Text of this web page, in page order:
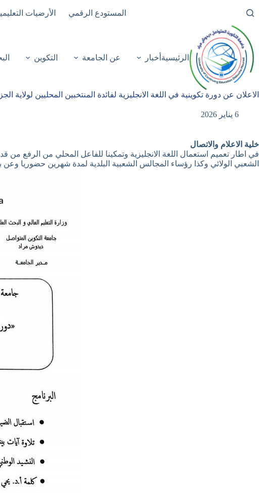
إلى
المحتوى
المستودع الرقمي الأرضيات
الرئيسية أخبار عن الجامعة التكوين
الاعلان عن دورة تكوينية في اللغة الانجليزية لفائدة المنتخبين المحليين لولاية
6 يناير 2026
خلية الاعلام والاتصال
في اطار تعميم استعمال اللغة الانجليزية وتمكينا للفاعل المحلي من الرفع من
الشعبي الولائي وكذا رؤساء المجالس الشعبية البلدية لمدة شهرين حضوريا وعن